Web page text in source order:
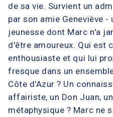
de sa vie. Survient un
par son amie Geneviève -
jeunesse dont Marc n'a
d'être amoureux. Qui est
enthousiaste et qui lui
fresque dans un
Côte d'Azur ? Un
affairiste, un Don Juan,
métaphysique ? Marc ne